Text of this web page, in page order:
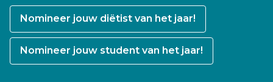
Nomineer jouw diëtist van het jaar!
Nomineer jouw student van het jaar!